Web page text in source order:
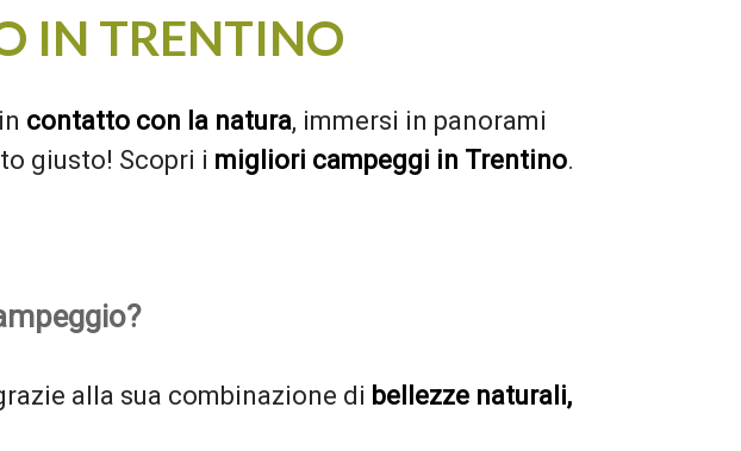
IN TRENTINO
in contatto con la natura, immersi in panorami
giusto! Scopri i migliori campeggi in Trentino.
alla sua combinazione di bellezze naturali,